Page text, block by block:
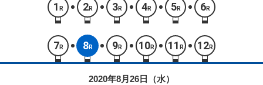
1 R 2R 3R 4R 5R 6R
7 R 8R 9R 10R 11 R 12R
2020年8月26日（水）